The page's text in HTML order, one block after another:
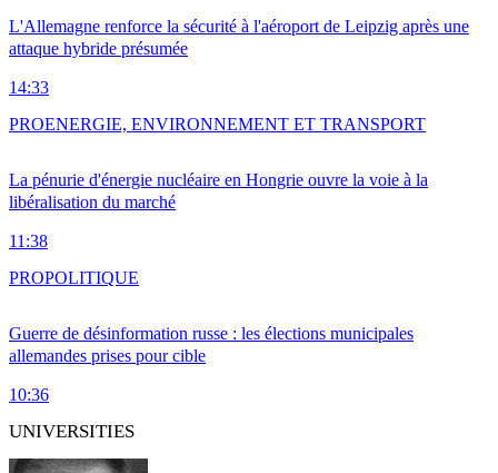
L'Allemagne renforce la sécurité à l'aéroport de Leipzig après une
attaque hybride présumée
14:33
La pénurie d'énergie nucléaire en Hongrie ouvre la voie à la
libéralisation du marché
11:38
PROENERGIE, ENVIRONNEMENT ET TRANSPORT
Guerre de désinformation russe : les élections municipales
allemandes prises pour cible
10:36
PROPOLITIQUE
UNIVERSITIES